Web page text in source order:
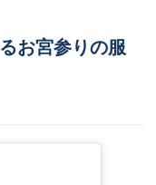
お宮参りの服